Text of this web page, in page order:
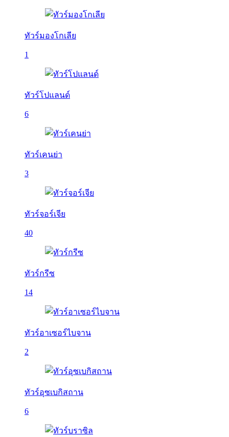
ทัวร์มองโกเลีย
1
ทัวร์โปแลนด์
6
ทัวร์เคนย่า
3
ทัวร์จอร์เจีย
40
ทัวร์กรีซ
14
ทัวร์อาเซอร์ไบจาน
2
ทัวร์อุซเบกิสถาน
6